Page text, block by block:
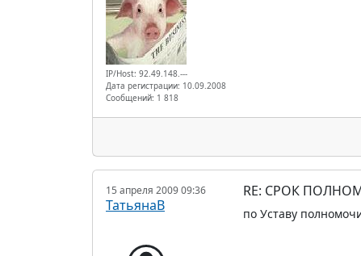
IP/Host: 92.49.148.---
Дата регистрации: 10.09.2008
Сообщений: 1 818
15 апреля 2009 09:36
ТатьянаВ
RE: СРОК
по Уставу